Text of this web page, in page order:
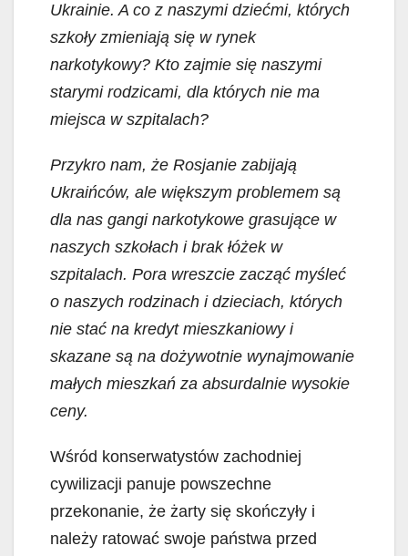
Ukrainie. A co z naszymi dziećmi, których
szkoły zmieniają się w rynek
narkotykowy? Kto zajmie się naszymi
starymi rodzicami, dla których nie ma
miejsca w szpitalach?
Przykro nam, że Rosjanie zabijają
Ukraińców, ale większym problemem są
dla nas gangi narkotykowe grasujące w
naszych szkołach i brak łóżek w
szpitalach. Pora wreszcie zacząć myśleć
o naszych rodzinach i dzieciach, których
nie stać na kredyt mieszkaniowy i
skazane są na dożywotnie wynajmowanie
małych mieszkań za absurdalnie wysokie
ceny.
Wśród konserwatystów zachodniej
cywilizacji panuje powszechne
przekonanie, że żarty się skończyły i
należy ratować swoje państwa przed